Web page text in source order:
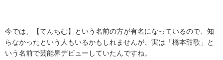
今では、【てんちむ】という名前の方が有名になっているので、知
らなかったという人もいるかもしれませんが、実は「橋本甜歌」と
いう名前で芸能界デビューしていたんですね。